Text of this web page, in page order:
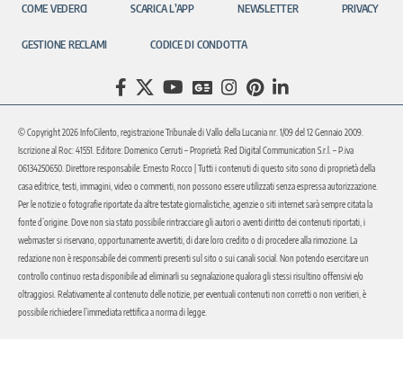
COME VEDERCI SCARICA L’APP NEWSLETTER PRIVACY
GESTIONE RECLAMI CODICE DI CONDOTTA
© Copyright 2026 InfoCilento, registrazione Tribunale di Vallo della Lucania nr. 1/09 del 12 Gennaio 2009.
Iscrizione al Roc: 41551. Editore: Domenico Cerruti – Proprietà: Red Digital Communication S.r.l. – P.iva
06134250650. Direttore responsabile: Ernesto Rocco | Tutti i contenuti di questo sito sono di proprietà della
casa editrice, testi, immagini, video o commenti, non possono essere utilizzati senza espressa autorizzazione.
Per le notizie o fotografie riportate da altre testate giornalistiche, agenzie o siti internet sarà sempre citata la
fonte d’origine. Dove non sia stato possibile rintracciare gli autori o aventi diritto dei contenuti riportati, i
webmaster si riservano, opportunamente avvertiti, di dare loro credito o di procedere alla rimozione. La
redazione non è responsabile dei commenti presenti sul sito o sui canali social. Non potendo esercitare un
controllo continuo resta disponibile ad eliminarli su segnalazione qualora gli stessi risultino offensivi e/o
oltraggiosi. Relativamente al contenuto delle notizie, per eventuali contenuti non corretti o non veritieri, è
possibile richiedere l’immediata rettifica a norma di legge.